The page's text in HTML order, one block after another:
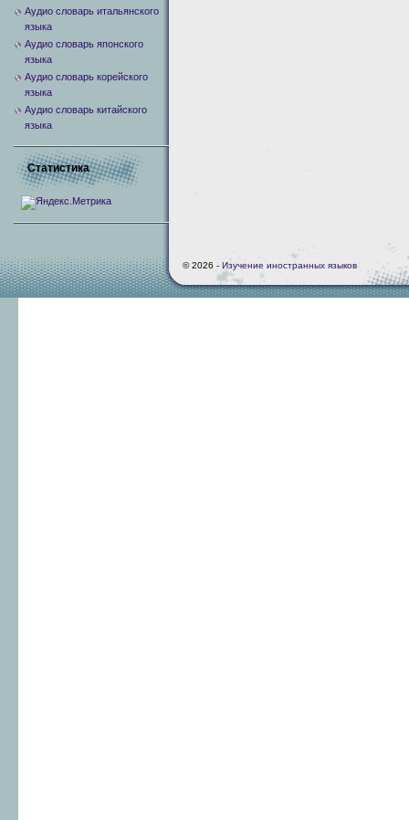
Аудио словарь итальянского
языка
Аудио словарь японского
языка
Аудио словарь корейского
языка
Аудио словарь китайского
языка
Статистика
© 2026 - Изучение иностранных языков